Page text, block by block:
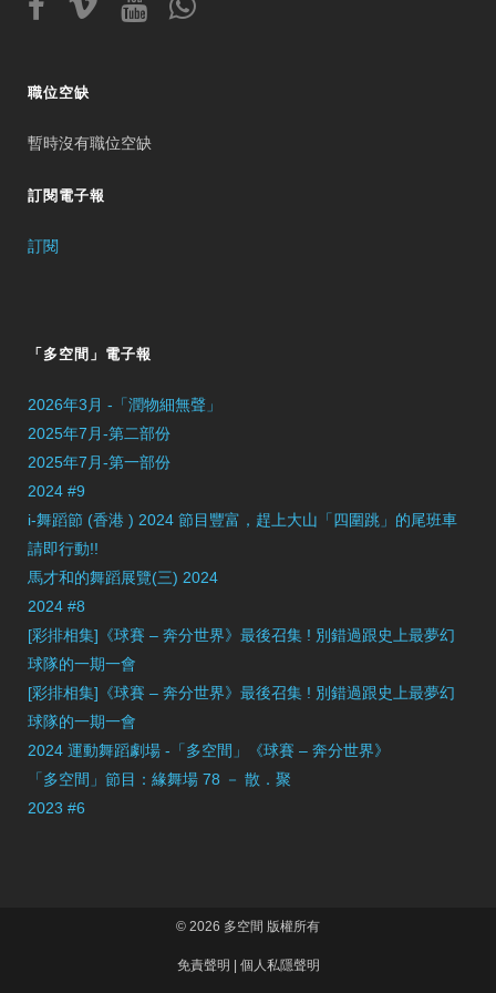
職位空缺
暫時沒有職位空缺
訂閱電子報
訂閱
「多空間」電子報
2026年3月 -「潤物細無聲」
2025年7月-第二部份
2025年7月-第一部份
2024 #9
i-舞蹈節 (香港 ) 2024 節目豐富，趕上大山「四圍跳」的尾班車
請即行動!!
馬才和的舞蹈展覽(三) 2024
2024 #8
[彩排相集]《球賽 – 奔分世界》最後召集 ! 別錯過跟史上最夢幻
球隊的一期一會
[彩排相集]《球賽 – 奔分世界》最後召集 ! 別錯過跟史上最夢幻
球隊的一期一會
2024 運動舞蹈劇場 -「多空間」《球賽 – 奔分世界》
「多空間」節目：緣舞場 78 － 散．聚
2023 #6
© 2026 多空間 版權所有
免責聲明 個人私隱聲明